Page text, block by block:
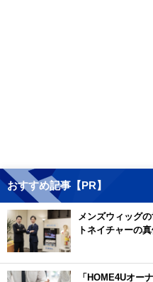
おすすめ記事【PR】
メンズウィッグ
トネイチャーの
「HOME4Uオー